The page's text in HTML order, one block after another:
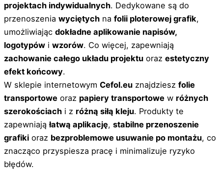
projektach indywidualnych. Dedykowane są do
przenoszenia wyciętych na folii ploterowej grafik,
umożliwiając dokładne aplikowanie napisów,
logotypów i wzorów. Co więcej, zapewniają
zachowanie całego układu projektu oraz estetyczny
efekt końcowy.
W sklepie internetowym Cefol.eu znajdziesz folie
transportowe oraz papiery transportowe w różnych
szerokościach i z różną siłą kleju. Produkty te
zapewniająłatwą aplikację, stabilne przenoszenie
grafiki oraz bezproblemowe usuwanie po montażu, co
znacząco przyspiesza pracę i minimalizuje ryzyko
błędów.